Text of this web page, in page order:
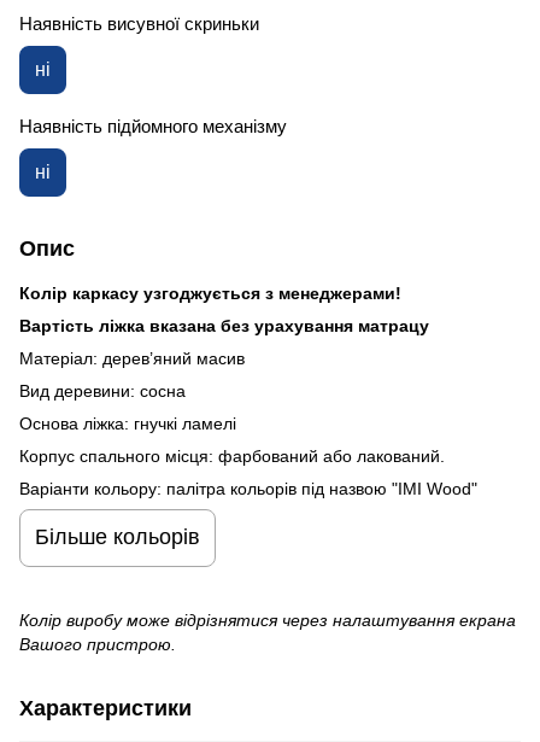
Наявність висувної скриньки
ні
Наявність підйомного механізму
ні
Опис
Колір каркасу узгоджується з менеджерами!
Вартість ліжка вказана без урахування матрацу
Матеріал: дерев’яний масив
Вид деревини: сосна
Основа ліжка: гнучкі ламелі
Корпус спального місця: фарбований або лакований.
Варіанти кольору: палітра кольорів під назвою "IMI Wood"
Більше кольорів
Колір виробу може відрізнятися через налаштування екрана
Вашого пристрою.
Характеристики